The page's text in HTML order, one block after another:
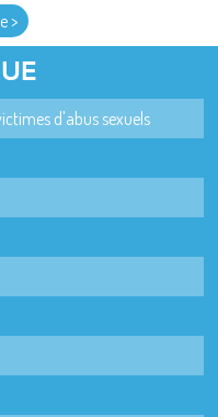
>
d'abus sexuels